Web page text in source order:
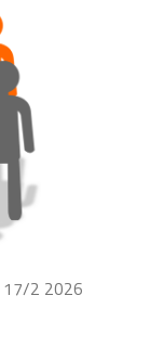
17/2 2026